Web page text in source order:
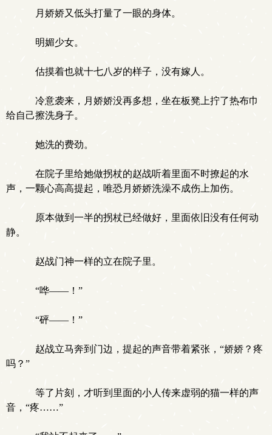
月娇娇又低头打量了一眼的身体。
明媚少女。
估摸着也就十七八岁的样子，没有嫁人。
冷意袭来，月娇娇没再多想，坐在板凳上拧了热布巾
给自己擦洗身子。
她洗的费劲。
在院子里给她做拐杖的赵战听着里面不时撩起的水
声，一颗心高高提起，唯恐月娇娇洗澡不成伤上加伤。
原本做到一半的拐杖已经做好，里面依旧没有任何动
静。
赵战门神一样的立在院子里。
“哗——！”
“砰——！”
赵战立马奔到门边，提起的声音带着紧张，“娇娇？疼
吗？”
等了片刻，才听到里面的小人传来虚弱的猫一样的声
音，“疼……”